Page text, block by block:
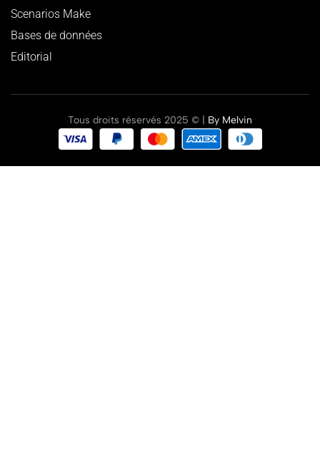
Scenarios Make
Bases de données
Editorial
Tous droits réservés 2025 © | By Melvin